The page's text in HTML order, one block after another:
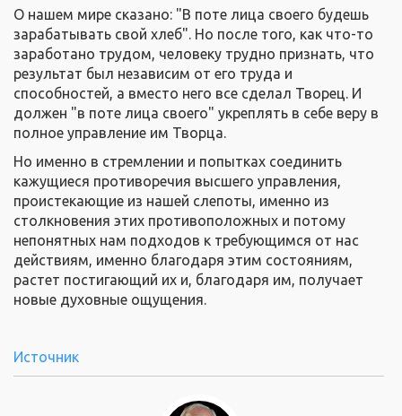
О нашем мире сказано: "В поте лица своего будешь
зарабатывать свой хлеб". Но после того, как что-то
заработано трудом, человеку трудно признать, что
результат был независим от его труда и
способностей, а вместо него все сделал Творец. И
должен "в поте лица своего" укреплять в себе веру в
полное управление им Творца.
Но именно в стремлении и попытках соединить
кажущиеся противоречия высшего управления,
проистекающие из нашей слепоты, именно из
столкновения этих противоположных и потому
непонятных нам подходов к требующимся от нас
действиям, именно благодаря этим состояниям,
растет постигающий их и, благодаря им, получает
новые духовные ощущения.
Источник